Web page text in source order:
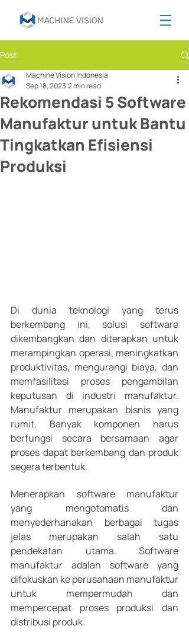
Post
Rekomendasi 5 Software
Manufaktur untuk Bantu
Tingkatkan Efisiensi
Produksi
Machine Vision Indonesia
Sep 18, 2023 2 min read
Di dunia teknologi yang terus
berkembang ini, solusi software
dikembangkan dan diterapkan untuk
merampingkan operasi, meningkatkan
produktivitas, mengurangi biaya, dan
memfasilitasi proses pengambilan
keputusan di industri manufaktur.
Manufaktur merupakan bisnis yang
rumit. Banyak komponen harus
berfungsi secara bersamaan agar
proses dapat berkembang dan produk
segera terbentuk.
Menerapkan software manufaktur
yang mengotomatis dan
menyederhanakan berbagai tugas
jelas merupakan salah satu
pendekatan utama. Software
manufaktur adalah software yang
difokuskan ke perusahaan manufaktur
untuk mempermudah dan
mempercepat proses produksi dan
distribusi produk.